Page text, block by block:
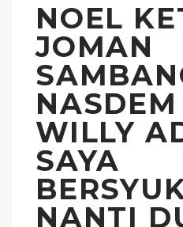
NOEL
JOMAN
WILLY
SAYA
NANTI